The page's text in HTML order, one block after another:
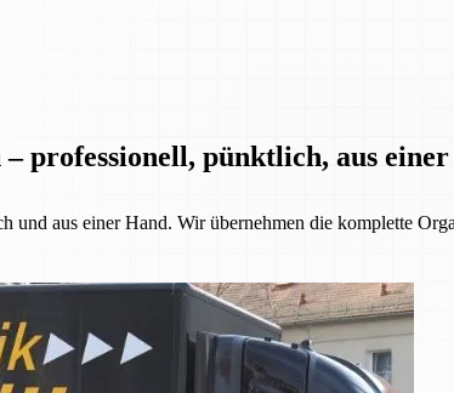
professionell, pünktlich, aus
und aus einer Hand. Wir übernehmen die komplette